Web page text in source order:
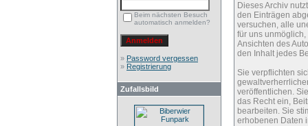
Beim nächsten Besuch
automatisch anmelden?
» Password vergessen
» Registrierung
Zufallsbild
Dieses Archiv
den Einträgen
versuchen, alle
für uns
Ansichten des
den Inhalt jedes
Sie verpflichten
veröffentlichen.
das Recht ein,
bearbeiten. Sie
erhobenen Daten